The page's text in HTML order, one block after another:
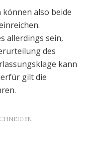
also beide
allerdings sein,
des
kann
gilt die